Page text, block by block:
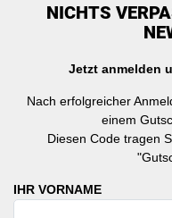
NICHTS
Jetzt anmelden
Nach erfolgreicher
einem
Diesen Code tragen
IHR VORNAME